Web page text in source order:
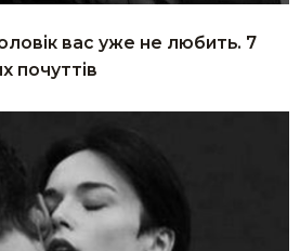
вас уже не любить. 7
почуттів